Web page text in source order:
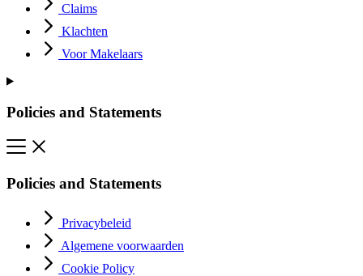
Claims
Klachten
Voor Makelaars
Policies and Statements
Policies and Statements
Privacybeleid
Algemene voorwaarden
Cookie Policy